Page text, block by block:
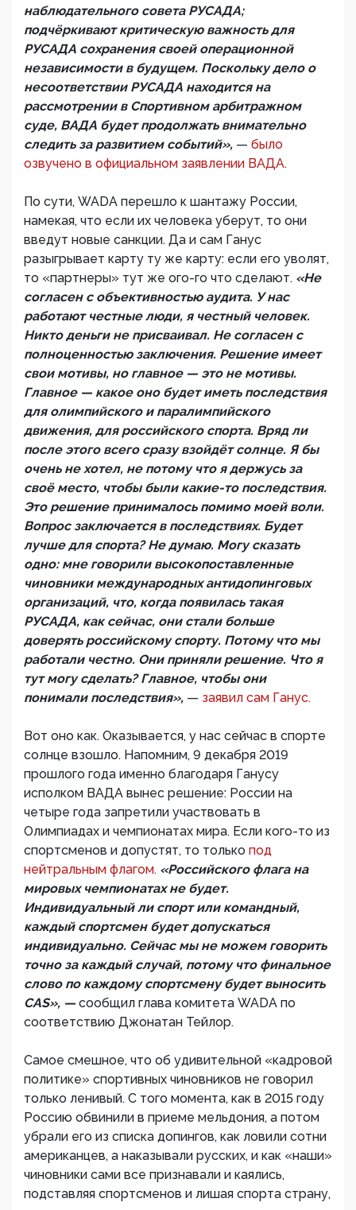
наблюдательного совета РУСАДА;
подчёркивают критическую важность для
РУСАДА сохранения своей операционной
независимости в будущем. Поскольку дело о
несоответствии РУСАДА находится на
рассмотрении в Спортивном арбитражном
суде, ВАДА будет продолжать внимательно
следить за развитием событий», — было
озвучено в официальном заявлении ВАДА.
По сути, WADA перешло к шантажу России,
намекая, что если их человека уберут, то они
введут новые санкции. Да и сам Ганус
разыгрывает карту ту же карту: если его уволят,
то «партнеры» тут же ого-го что сделают. «Не
согласен с объективностью аудита. У нас
работают честные люди, я честный человек.
Никто деньги не присваивал. Не согласен с
полноценностью заключения. Решение имеет
свои мотивы, но главное — это не мотивы.
Главное — какое оно будет иметь последствия
для олимпийского и паралимпийского
движения, для российского спорта. Вряд ли
после этого всего сразу взойдёт солнце. Я бы
очень не хотел, не потому что я держусь за
своё место, чтобы были какие-то последствия.
Это решение принималось помимо моей воли.
Вопрос заключается в последствиях. Будет
лучше для спорта? Не думаю. Могу сказать
одно: мне говорили высокопоставленные
чиновники международных антидопинговых
организаций, что, когда появилась такая
РУСАДА, как сейчас, они стали больше
доверять российскому спорту. Потому что мы
работали честно. Они приняли решение. Что я
тут могу сделать? Главное, чтобы они
понимали последствия», — заявил сам Ганус.
Вот оно как. Оказывается, у нас сейчас в спорте
солнце взошло. Напомним, 9 декабря 2019
прошлого года именно благодаря Ганусу
исполком ВАДА вынес решение: России на
четыре года запретили участвовать в
Олимпиадах и чемпионатах мира. Если кого-то из
спортсменов и допустят, то только под
нейтральным флагом. «Российского флага на
мировых чемпионатах не будет.
Индивидуальный ли спорт или командный,
каждый спортсмен будет допускаться
индивидуально. Сейчас мы не можем говорить
точно за каждый случай, потому что финальное
слово по каждому спортсмену будет выносить
CAS», — сообщил глава комитета WADA по
соответствию Джонатан Тейлор.
Самое смешное, что об удивительной «кадровой
политике» спортивных чиновников не говорил
только ленивый. С того момента, как в 2015 году
Россию обвинили в приеме мельдония, а потом
убрали его из списка допингов, как ловили сотни
американцев, а наказывали русских, и как «наши»
чиновники сами все признавали и каялись,
подставляя спортсменов и лишая спорта страну,